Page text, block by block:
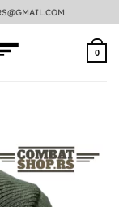
0